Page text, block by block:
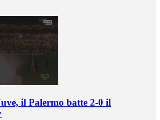
il Palermo batte 2-0 il